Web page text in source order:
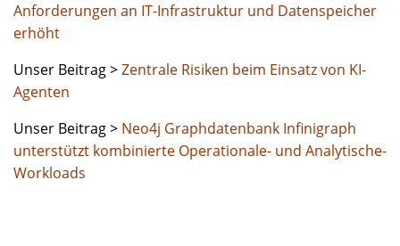
Anforderungen an IT-Infrastruktur und Datenspeicher
erhöht
Unser Beitrag >Zentrale Risiken beim Einsatz von KI-
Agenten
Unser Beitrag > Neo4j Graphdatenbank Infinigraph
unterstützt kombinierte Operationale- und Analytische-
Workloads